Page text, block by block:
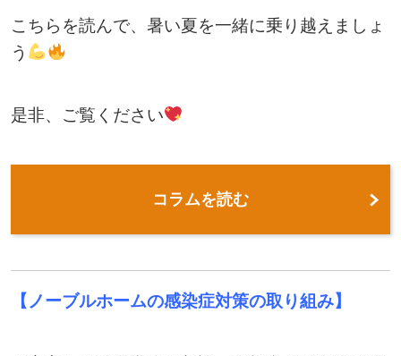
こちらを読んで、暑い夏を一緒に乗り越えましょ
う
是非、ご覧ください
コラムを読む
【ノーブルホームの感染症対策の取り組み】